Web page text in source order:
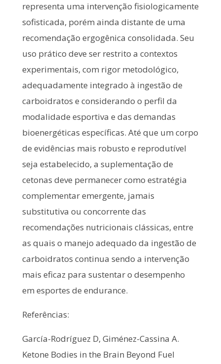
representa uma intervenção fisiologicamente
sofisticada, porém ainda distante de uma
recomendação ergogênica consolidada. Seu
uso prático deve ser restrito a contextos
experimentais, com rigor metodológico,
adequadamente integrado à ingestão de
carboidratos e considerando o perfil da
modalidade esportiva e das demandas
bioenergéticas específicas. Até que um corpo
de evidências mais robusto e reprodutível
seja estabelecido, a suplementação de
cetonas deve permanecer como estratégia
complementar emergente, jamais
substitutiva ou concorrente das
recomendações nutricionais clássicas, entre
as quais o manejo adequado da ingestão de
carboidratos continua sendo a intervenção
mais eficaz para sustentar o desempenho
em esportes de endurance.
Referências:
García-Rodríguez D, Giménez-Cassina A.
Ketone Bodies in the Brain Beyond Fuel